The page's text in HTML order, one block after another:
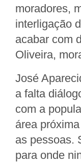
moradores,
interligação
acabar com
Oliveira,
José
a falta
com a
área
as pessoas.
para onde